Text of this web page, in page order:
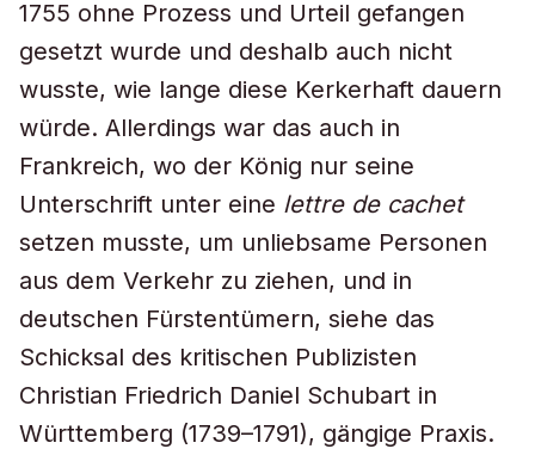
1755 ohne Prozess und Urteil gefangen
gesetzt wurde und deshalb auch nicht
wusste, wie lange diese Kerkerhaft dauern
würde. Allerdings war das auch in
Frankreich, wo der König nur seine
Unterschrift unter eine lettre de cachet
setzen musste, um unliebsame Personen
aus dem Verkehr zu ziehen, und in
deutschen Fürstentümern, siehe das
Schicksal des kritischen Publizisten
Christian Friedrich Daniel Schubart in
Württemberg (1739–1791), gängige Praxis.